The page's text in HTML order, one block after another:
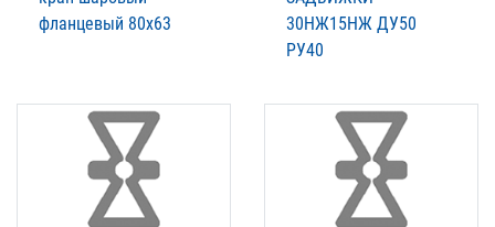
фланцевый 80х63
30НЖ15НЖ ДУ50
РУ40